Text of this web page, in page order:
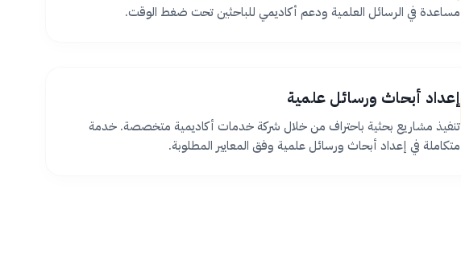
مساعدة في الرسائل العلمية ودعم أكاديمي للباحثين تحت ضغط الوقت.
إعداد أبحاث ورسائل علمية
تنفيذ مشاريع بحثية باحتراف من خلال شركة خدمات أكاديمية متخصصة. خدمة
متكاملة في إعداد أبحاث ورسائل علمية وفق المعايير المطلوبة.